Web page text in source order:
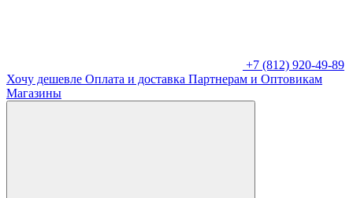
+7 (812) 920-49-89
Хочу дешевле Оплата и доставка Партнерам и Оптовикам
Магазины